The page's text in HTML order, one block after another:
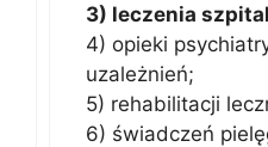
3) leczenia
4) opieki
uzależnień;
5) rehabilitacji
6) świadczeń